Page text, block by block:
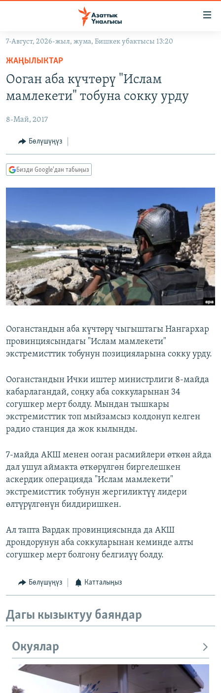
Навигацияга
өтүңүз
Издөөгө
салыңыз
КЫРГЫЗСТАН
ЭКОНОМИКА
МАДАНИЯТ
БОРБОР АЗИЯ
АТАЙЫН ИЛИКТӨӨ
ТВ ПРОГРАММАЛАР
ЭКСПЕРТТЕР ТАЛДАЙТ
ЭЖЕ-СИҢДИЛЕР
АЗАТТЫК+
ЫҢГАЙСЫЗ СУРООЛОР
ӨЗГӨЧӨ ПИКИР
ОНЛАЙН ШЕРИНЕ
ЭЕ/АРнун бардык сайттары
7-Август, 2026-жыл, жума, Бишкек убактысы 13:20
ЖАҢЫЛЫКТАР
Ооган аба күчтөрү "Ислам
мамлекети" тобуна сокку урду
8-Май, 2017
Бөлүшүңүз
Бизди Google'дан табыңыз
Ооганстандын аба күчтөрү чыгыштагы Нангархар
провинциясындагы "Ислам мамлекети"
экстремисттик тобунун позицияларына сокку урду.
Ооганстандын Ички иштер министрлиги 8-майда
кабарлагандай, соңку аба соккуларынан 34
согушкер мерт болду. Мындан тышкары
экстремисттик топ мыйзамсыз колдонуп келген
радио станция да жок кылынды.
7-майда АКШ менен ооган расмийлери өткөн айда
дал ушул аймакта өткөрүлгөн биргелешкен
аскердик операцияда "Ислам мамлекети"
экстремисттик тобунун жергиликтүү лидери
өлтүрүлгөнүн билдиришкен.
Ал тапта Вардак провинциясында да АКШ
дрондорунун аба соккуларынан кеминде алты
согушкер мерт болгону белгилүү болду.
Бөлүшүңүз Катталыңыз
Дагы кызыктуу баяндар
Окуялар